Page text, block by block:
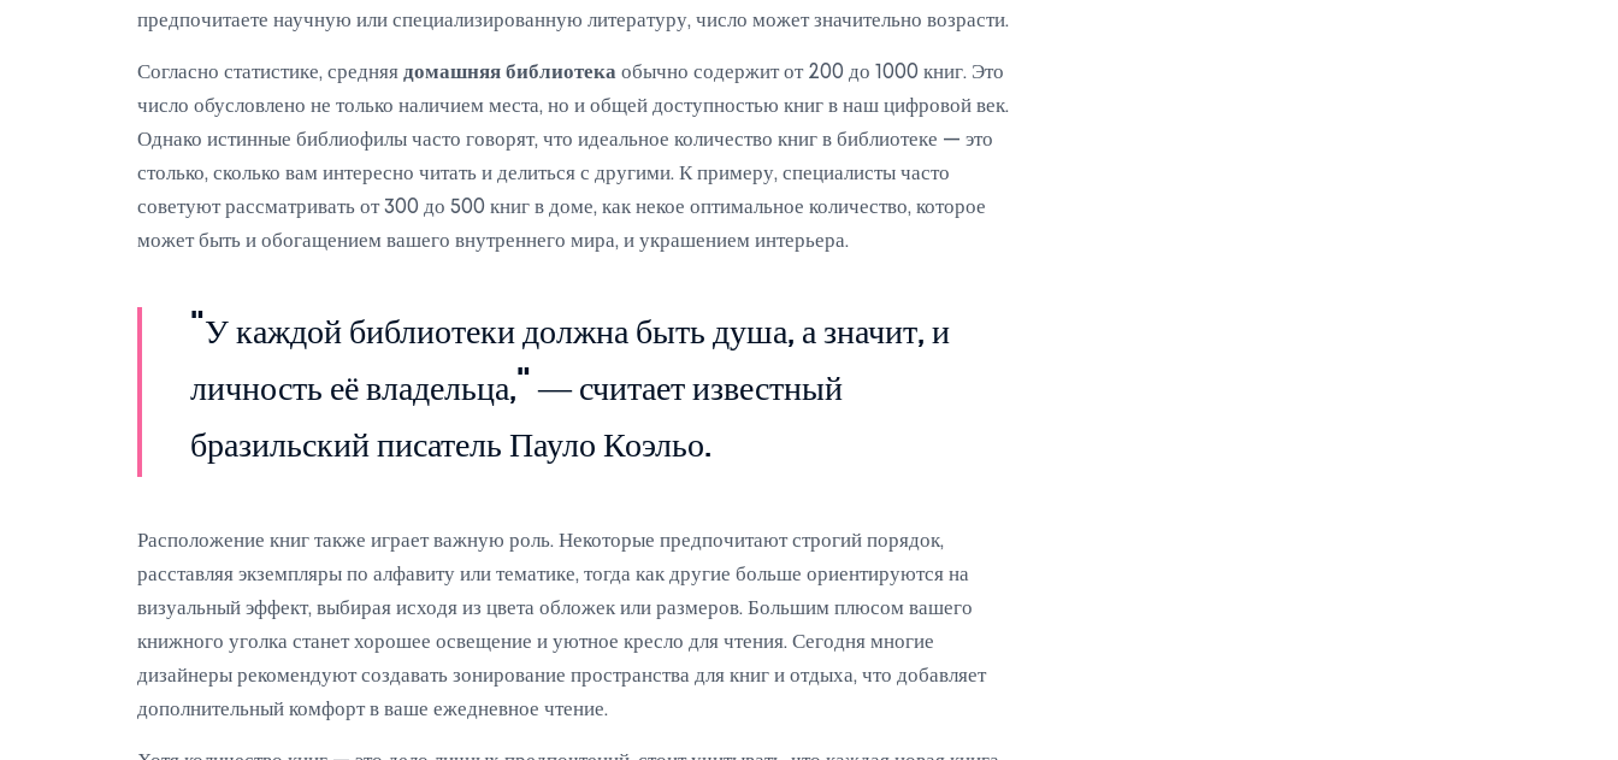
предпочитаете научную или специализированную литературу, число может значительно возрасти.
Согласно статистике, средняя домашняя библиотека обычно содержит от 200 до 1000 книг. Это
число обусловлено не только наличием места, но и общей доступностью книг в наш цифровой век.
Однако истинные библиофилы часто говорят, что идеальное количество книг в библиотеке — это
столько, сколько вам интересно читать и делиться с другими. К примеру, специалисты часто
советуют рассматривать от 300 до 500 книг в доме, как некое оптимальное количество, которое
может быть и обогащением вашего внутреннего мира, и украшением интерьера.
"У каждой библиотеки должна быть душа, а значит, и
личность её владельца," — считает известный
бразильский писатель Пауло Коэльо.
Расположение книг также играет важную роль. Некоторые предпочитают строгий порядок,
расставляя экземпляры по алфавиту или тематике, тогда как другие больше ориентируются на
визуальный эффект, выбирая исходя из цвета обложек или размеров. Большим плюсом вашего
книжного уголка станет хорошее освещение и уютное кресло для чтения. Сегодня многие
дизайнеры рекомендуют создавать зонирование пространства для книг и отдыха, что добавляет
дополнительный комфорт в ваше ежедневное чтение.